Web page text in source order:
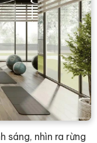
sáng, nhìn ra rừng